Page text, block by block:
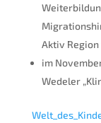
Aktiv
im
Wedeler